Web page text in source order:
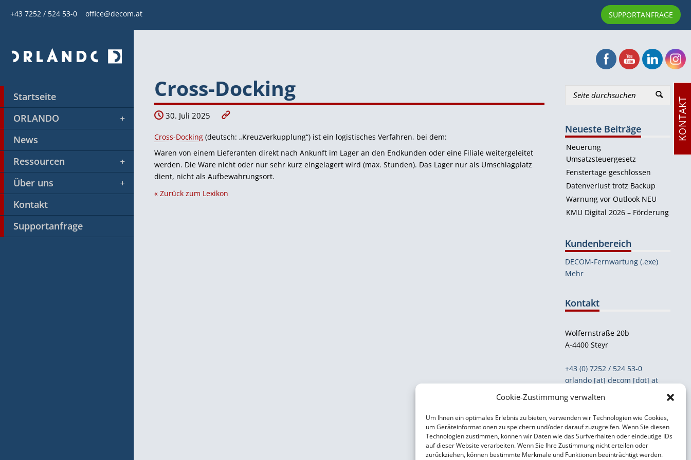
Cookie-Zustimmung verwalten
Um Ihnen ein optimales Erlebnis zu bieten, verwenden wir Technologien wie Cookies,
um Geräteinformationen zu speichern und/oder darauf zuzugreifen. Wenn Sie diesen
Technologien zustimmen, können wir Daten wie das Surfverhalten oder eindeutige IDs
auf dieser Website verarbeiten. Wenn Sie Ihre Zustimmung nicht erteilen oder
zurückziehen, können bestimmte Merkmale und Funktionen beeinträchtigt werden.
+43 7252 / 524 53-0 office@decom.at SUPPORTANFRAGE
Startseite
ORLANDO
News
Ressourcen
Über uns
Kontakt
Supportanfrage
Cross-Docking
30. Juli 2025
Cross-Docking (deutsch: „Kreuzverkupplung“) ist ein logistisches Verfahren, bei dem:
Waren von einem Lieferanten direkt nach Ankunft im Lager an den Endkunden oder eine Filiale weitergeleitet
werden. Die Ware nicht oder nur sehr kurz eingelagert wird (max. Stunden). Das Lager nur als Umschlagplatz
dient, nicht als Aufbewahrungsort.
« Zurück zum Lexikon
Neueste Beiträge
Neuerung
Umsatzsteuergesetz
Fenstertage geschlossen
Datenverlust trotz Backup
Warnung vor Outlook NEU
KMU Digital 2026 – Förderung
Kundenbereich
DECOM-Fernwartung (.exe)
Mehr
Kontakt
Wolfernstraße 20b
A-4400 Steyr
+43 (0) 7252 / 524 53-0
orlando [at] decom [dot] at
Support- & Kontaktformular
Impressum
Datenschutzerklärung
AGB
0
KONTAKT